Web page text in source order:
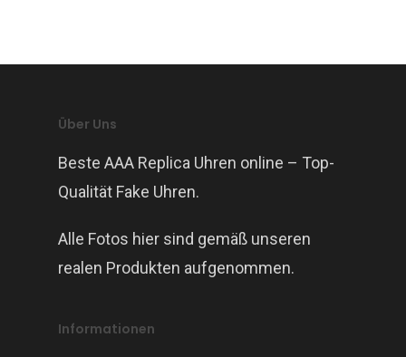
Über Uns
Beste AAA Replica Uhren online – Top-
Qualität Fake Uhren.
Alle Fotos hier sind gemäß unseren
realen Produkten aufgenommen.
Informationen